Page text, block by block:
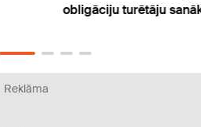
Reklāma